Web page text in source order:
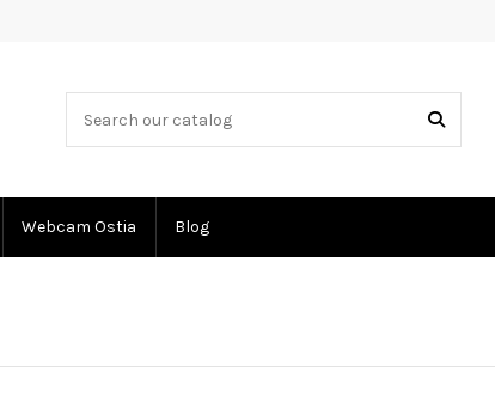
Webcam Ostia Blog